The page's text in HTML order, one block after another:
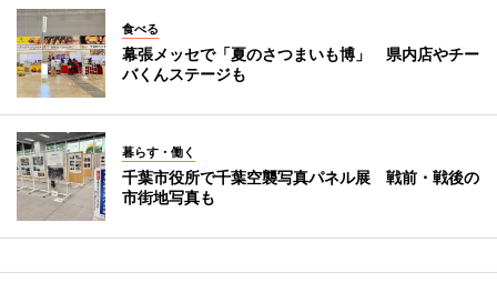
食べる
幕張メッセで「夏のさつまいも博」 県内店やチー
バくんステージも
暮らす・働く
千葉市役所で千葉空襲写真パネル展 戦前・戦後の
市街地写真も